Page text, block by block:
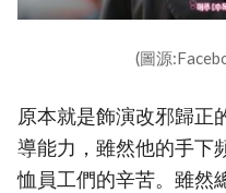
(圖源
原本就是飾演改邪歸正
導能力，雖然他的手下
恤員工們的辛苦。雖然